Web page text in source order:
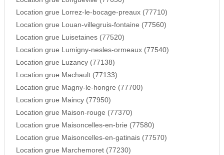
Location grue Lorrez-le-bocage-preaux (77710)
Location grue Louan-villegruis-fontaine (77560)
Location grue Luisetaines (77520)
Location grue Lumigny-nesles-ormeaux (77540)
Location grue Luzancy (77138)
Location grue Machault (77133)
Location grue Magny-le-hongre (77700)
Location grue Maincy (77950)
Location grue Maison-rouge (77370)
Location grue Maisoncelles-en-brie (77580)
Location grue Maisoncelles-en-gatinais (77570)
Location grue Marchemoret (77230)